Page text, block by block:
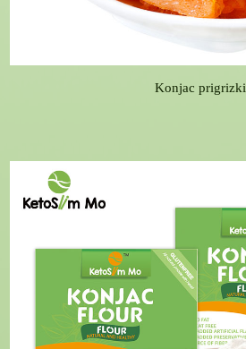
Konjac prigrizki